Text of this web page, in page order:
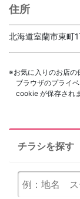
住所
北海道室蘭市東町
※お気に入りのお店の
ブラウザのプライ
cookie が保存され
チラシを探す